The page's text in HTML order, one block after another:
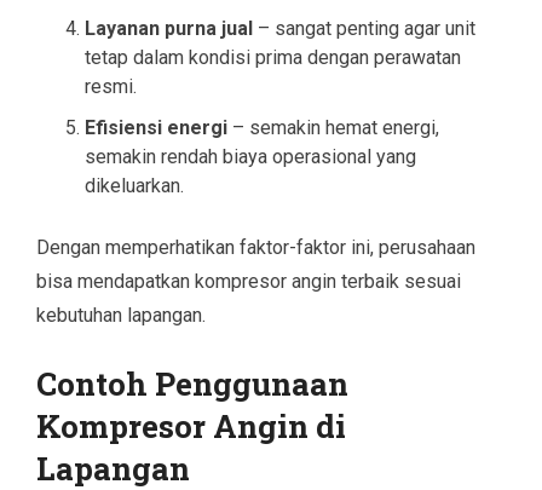
Layanan purna jual – sangat penting agar unit
tetap dalam kondisi prima dengan perawatan
resmi.
Efisiensi energi – semakin hemat energi,
semakin rendah biaya operasional yang
dikeluarkan.
Dengan memperhatikan faktor-faktor ini, perusahaan
bisa mendapatkan kompresor angin terbaik sesuai
kebutuhan lapangan.
Contoh Penggunaan
Kompresor Angin di
Lapangan